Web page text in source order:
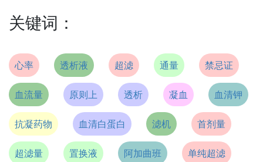
关键词：
心率 透析液 超滤 通量 禁忌证
血流量 原则上 透析 凝血 血清钾
抗凝药物 血清白蛋白 滤机 首剂量
超滤量 置换液 阿加曲班 单纯超滤